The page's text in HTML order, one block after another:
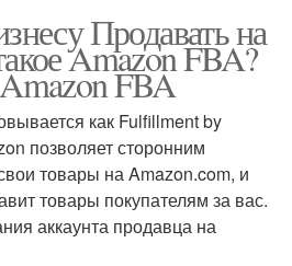
Продавать на
Amazon FBA?
FBA
как Fulfillment by
позволяет сторонним
товары на Amazon.com, и
товары покупателям за вас.
аккаунта продавца на